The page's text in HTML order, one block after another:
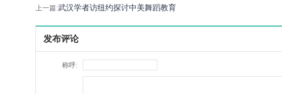
上一篇:武汉学者访纽约探讨中美舞蹈教育
发布评论
称呼: